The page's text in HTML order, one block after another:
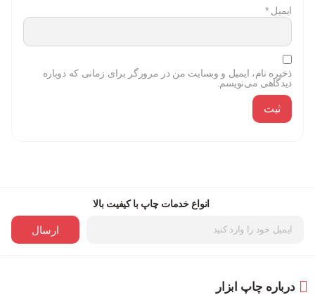
ایمیل*
ذخیره نام، ایمیل و وبسایت من در مرورگر برای زمانی که دوباره
دیدگاهی می‌نویسم.
انواع خدمات چاپ با کیفیت بالا
ارسال
درباره چاپ ابزار